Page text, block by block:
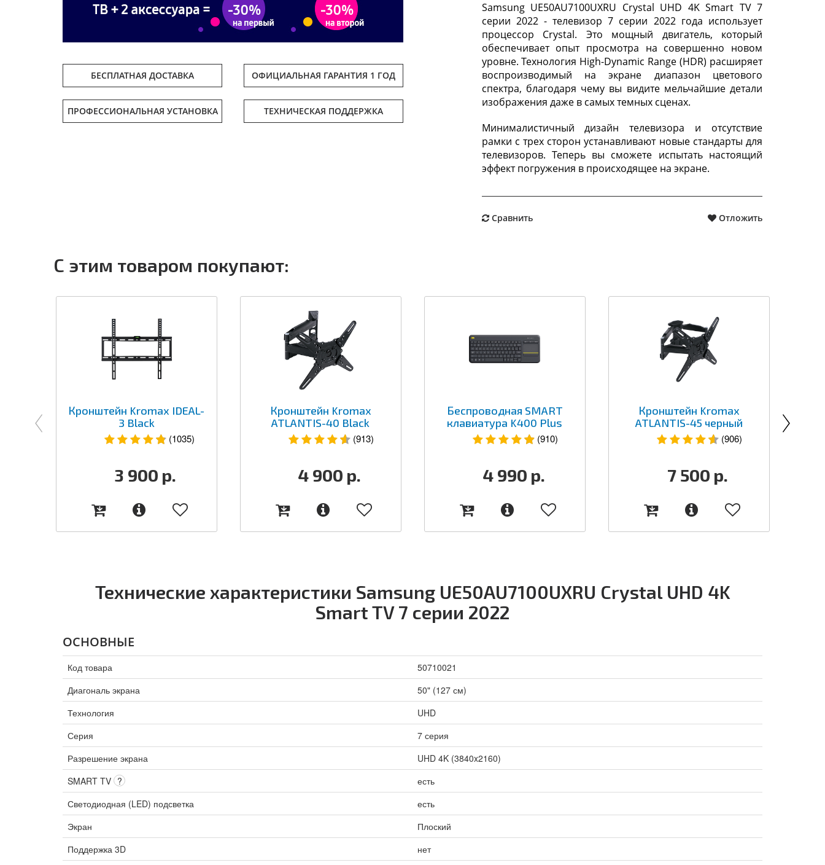
БЕСПЛАТНАЯ ДОСТАВКА ОФИЦИАЛЬНАЯ ГАРАНТИЯ 1 ГОД
ТЕХНИЧЕСКАЯ ПОДДЕРЖКА
ПРОФЕССИОНАЛЬНАЯ УСТАНОВКА
Samsung UE50AU7100UXRU Crystal UHD 4K Smart TV 7
серии 2022 - телевизор 7 серии 2022 года использует
процессор Crystal. Это мощный двигатель, который
обеспечивает опыт просмотра на совершенно новом
уровне. Технология High-Dynamic Range (HDR) расширяет
воспроизводимый на экране диапазон цветового
спектра, благодаря чему вы видите мельчайшие детали
изображения даже в самых темных сценах.
Минималистичный дизайн телевизора и отсутствие
рамки с трех сторон устанавливают новые стандарты для
телевизоров. Теперь вы сможете испытать настоящий
эффект погружения в происходящее на экране.
Сравнить Отложить
С этим товаром покупают:
Кронштейн Kromax IDEAL-
3 Black
(1035)
3 900 р.
Кронштейн Kromax
ATLANTIS-40 Black
(913)
4 900 р.
Беспроводная SMART
клавиатура K400 Plus
(910)
4 990 р.
Кронштейн Kromax
ATLANTIS-45 черный
(906)
7 500 р.
Технические характеристики Samsung UE50AU7100UXRU Crystal UHD 4K
Smart TV 7 серии 2022
ОСНОВНЫЕ
Код товара
50710021
Диагональ экрана
50" (127 см)
Технология
UHD
Серия
7 серия
Разрешение экрана
UHD 4K (3840x2160)
SMART TV ?
есть
Светодиодная (LED) подсветка
есть
Экран
Плоский
Поддержка 3D
нет